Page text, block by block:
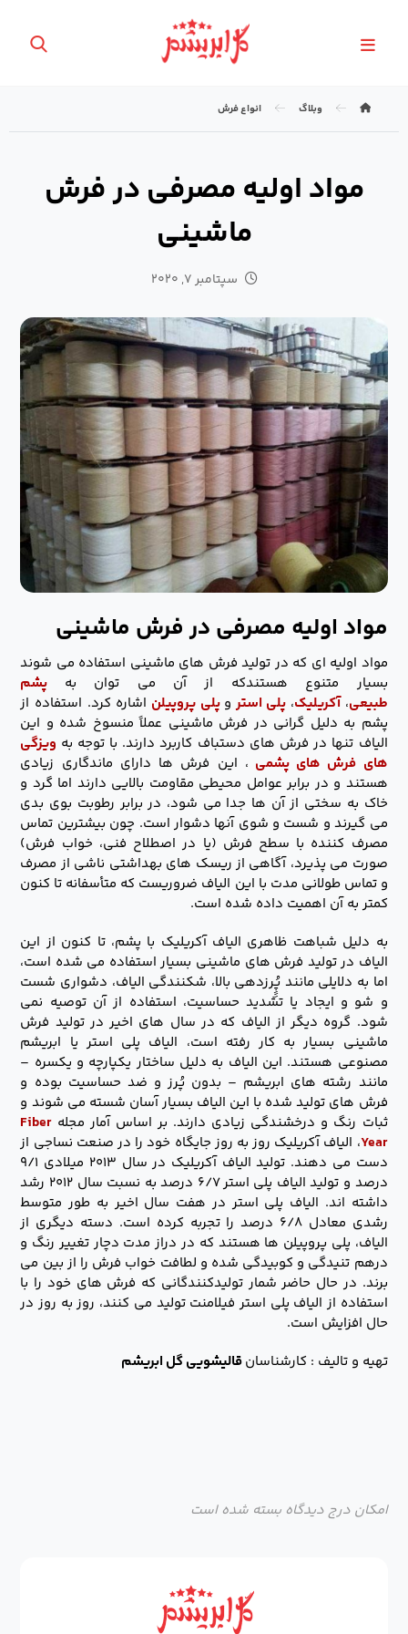
وبلاگ انواع فرش
مواد اولیه مصرفی در فرش
ماشینی
سپتامبر ۷, ۲۰۲۰
مواد اولیه مصرفی در فرش ماشینی
مواد اولیه ای که در تولید فرش های ماشینی استفاده می شوند
بسیار متنوع هستندکه از آن می توان به پشم
طبیعی،آکریلیک، پلی استر وپلی پروپیلن اشاره کرد. استفاده از
پشم به دلیل گرانی در فرش ماشینی عملاً منسوخ شده و این
الیاف تنها در فرش های دستباف کاربرد دارند. با توجه به ویزگی
های فرش های پشمی ، این فرش ها دارای ماندگاری زیادی
هستند و در برابر عوامل محیطی مقاومت بالایی دارند اما گرد و
خاک به سختی از آن ها جدا می شود، در برابر رطوبت بوی بدی
می گیرند و شست و شوی آنها دشوار است. چون بیشترین تماس
مصرف کننده با سطح فرش (یا در اصطلاح فنی، خواب فرش)
صورت می پذیرد، آگاهی از ریسک های بهداشتی ناشی از مصرف
و تماس طولانی مدت با این الیاف ضروریست که متأسفانه تا کنون
کمتر به آن اهمیت داده شده است.
به دلیل شباهت ظاهری الیاف آکریلیک با پشم، تا کنون از این
الیاف در تولید فرش های ماشینی بسیار استفاده می شده است،
اما به دلایلی مانند پٍُِرزدهی بالا، شکنندگی الیاف، دشواری شست
و شو و ایجاد یا تشدید حساسیت، استفاده از آن توصیه نمی
شود. گروه دیگر از الیاف که در سال های اخیر در تولید فرش
ماشینی بسیار به کار رفته است، الیاف پلی استر یا ابریشم
مصنوعی هستند. این الیاف به دلیل ساختار یکپارچه و یکسره –
مانند رشته های ابریشم – بدون پُرز و ضد حساسیت بوده و
فرش های تولید شده با این الیاف بسیار آسان شسته می شوند و
ثبات رنگ و درخشندگی زیادی دارند. بر اساس آمار مجله Fiber
Year، الیاف آکریلیک روز به روز جایگاه خود را در صنعت نساجی از
دست می دهند. تولید الیاف آکریلیک در سال ۲۰۱۳ میلادی ۹/۱
درصد و تولید الیاف پلی استر ۶/۷ درصد به نسبت سال ۲۰۱۲ رشد
داشته اند. الیاف پلی استر در هفت سال اخیر به طور متوسط
رشدی معادل ۶/۸ درصد را تجربه کرده است. دسته دیگری از
الیاف، پلی پروپیلن ها هستند که در دراز مدت دچار تغییر رنگ و
درهم تنیدگی و کوبیدگی شده و لطافت خواب فرش را از بین می
برند. در حال حاضر شمار تولیدکنندگانی که فرش های خود را با
استفاده از الیاف پلی استر فیلامنت تولید می کنند، روز به روز در
حال افزایش است.
تهیه و تالیف : کارشناسانقالیشویی گل ابریشم
امکان درج دیدگاه بسته شده است